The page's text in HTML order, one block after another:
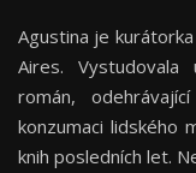
Agustina je
Aires.
román,
konzumaci lidského
knih posledních let.